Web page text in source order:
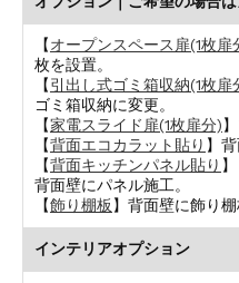
【オープンスペース扉(1枚扉
枚を設置。
【引出し式ゴミ箱収納(1枚扉
ゴミ箱収納に変更。
【家電スライド扉(1枚扉分)
【背面エコカラット貼り 】
【背面キッチンパネル貼り
背面壁にパネル施工。
【飾り棚板 】背面壁に飾り棚
インテリアオプション